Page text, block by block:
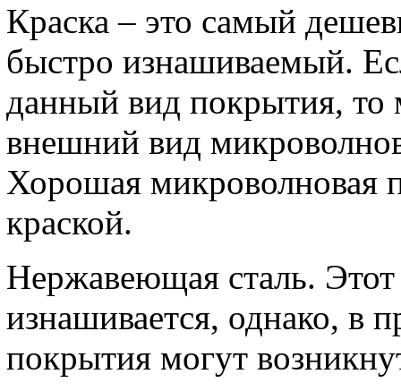
Краска – это самый
быстро изнашиваемый.
данный вид покрытия, то
внешний вид
Хорошая микроволновая
краской.
Нержавеющая сталь.
изнашивается, однако, в
покрытия могут